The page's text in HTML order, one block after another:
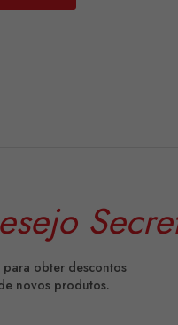
para obter descontos
novos produtos.